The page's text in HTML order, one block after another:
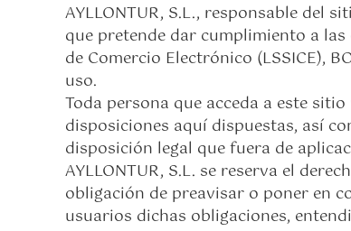
AYLLONTUR, S.L., responsable del
que pretende dar cumplimiento a
de Comercio Electrónico (LSSICE),
uso.
Toda persona que acceda a este
disposiciones aquí dispuestas, así
disposición legal que fuera de
AYLLONTUR, S.L. se reserva el
obligación de preavisar o poner en
usuarios dichas obligaciones,